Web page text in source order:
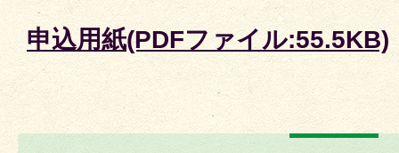
申込用紙(PDFファイル:55.5KB)